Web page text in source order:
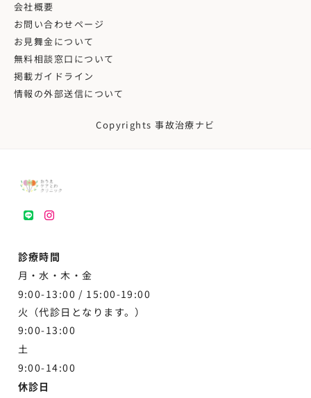
会社概要
お問い合わせページ
お見舞金について
無料相談窓口について
掲載ガイドライン
情報の外部送信について
Copyrights 事故治療ナビ
LINEinstagram
診療時間
月・水・木・金
9:00-13:00 / 15:00-19:00
火（代診日となります。）
9:00-13:00
土
9:00-14:00
休診日